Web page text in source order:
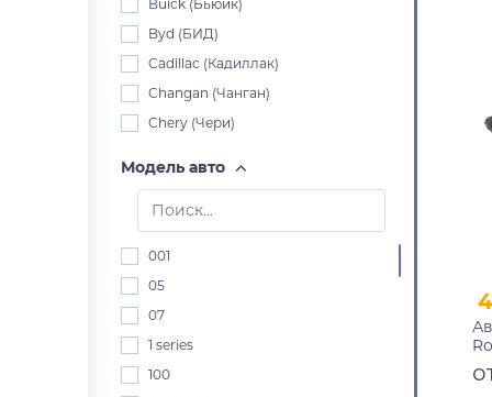
Buick (Бьюик)
Byd (БИД)
Cadillac (Кадиллак)
Changan (Чанган)
Chery (Чери)
Citroen (Ситроен)
Модель авто
001
05
07
1 series
100